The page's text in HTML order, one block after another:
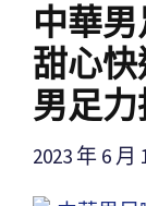
中華
甜心
男足力
2023 年 6 月